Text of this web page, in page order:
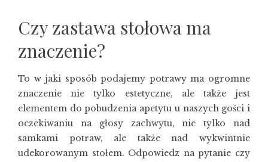
Czy zastawa stołowa ma
znaczenie?
To w jaki sposób podajemy potrawy ma ogromne
znaczenie nie tylko estetyczne, ale także jest
elementem do pobudzenia apetytu u naszych gości i
oczekiwaniu na głosy zachwytu, nie tylko nad
samkami potraw, ale także nad wykwintnie
udekorowanym stołem. Odpowiedz na pytanie czy